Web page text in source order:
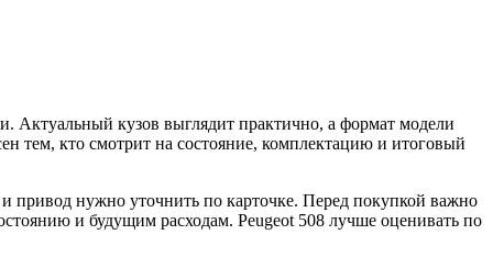
Актуальный кузов выглядит практично, а формат модели
тем, кто смотрит на состояние, комплектацию и итоговый
привод нужно уточнить по карточке. Перед покупкой важно
и будущим расходам. Peugeot 508 лучше оценивать по